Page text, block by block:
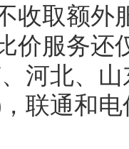
收取额外
价服务还
河北、山
联通和